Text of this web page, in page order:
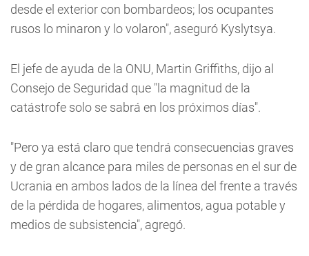
desde el exterior con bombardeos; los ocupantes
rusos lo minaron y lo volaron", aseguró Kyslytsya.
El jefe de ayuda de la ONU, Martin Griffiths, dijo al
Consejo de Seguridad que "la magnitud de la
catástrofe solo se sabrá en los próximos días".
"Pero ya está claro que tendrá consecuencias graves
y de gran alcance para miles de personas en el sur de
Ucrania en ambos lados de la línea del frente a través
de la pérdida de hogares, alimentos, agua potable y
medios de subsistencia", agregó.